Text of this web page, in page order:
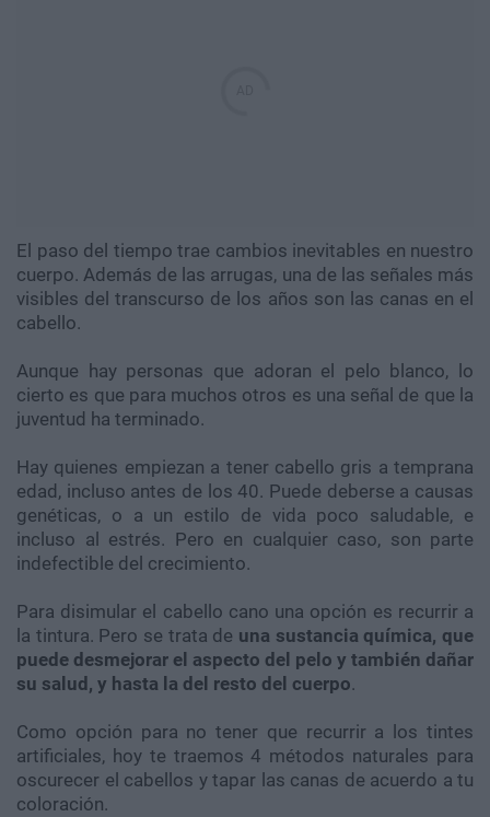
El paso del tiempo trae cambios inevitables en nuestro
cuerpo. Además de las arrugas, una de las señales más
visibles del transcurso de los años son las canas en el
cabello.
Aunque hay personas que adoran el pelo blanco, lo
cierto es que para muchos otros es una señal de que la
juventud ha terminado.
Hay quienes empiezan a tener cabello gris a temprana
edad, incluso antes de los 40. Puede deberse a causas
genéticas, o a un estilo de vida poco saludable, e
incluso al estrés. Pero en cualquier caso, son parte
indefectible del crecimiento.
Para disimular el cabello cano una opción es recurrir a
la tintura. Pero se trata de una sustancia química, que
puede desmejorar el aspecto del pelo y también dañar
su salud, y hasta la del resto del cuerpo.
Como opción para no tener que recurrir a los tintes
artificiales, hoy te traemos 4 métodos naturales para
oscurecer el cabellos y tapar las canas de acuerdo a tu
coloración.